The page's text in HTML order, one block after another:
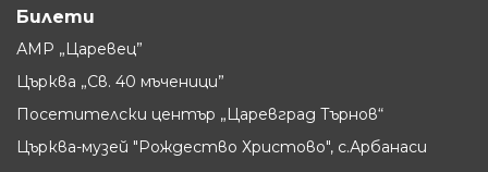
Билети
АМР „Царевец”
Църква „Св. 40 мъченици”
Посетителски център „Царевград Търнов“
Църква-музей "Рождество Христово", с.Арбанаси